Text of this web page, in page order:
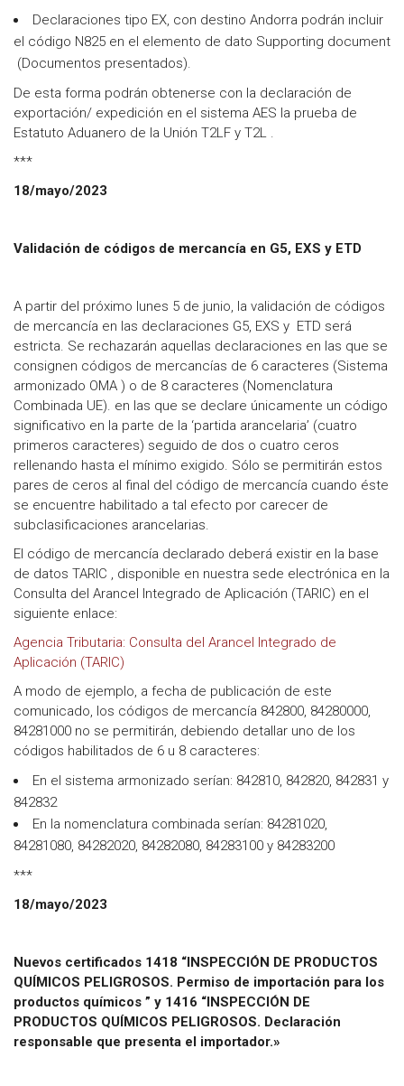
Declaraciones tipo EX, con destino Andorra podrán incluir
el código N825 en el elemento de dato Supporting document
(Documentos presentados).
De esta forma podrán obtenerse con la declaración de
exportación/ expedición en el sistema AES la prueba de
Estatuto Aduanero de la Unión T2LF y T2L .
***
18/mayo/2023
Validación de códigos de mercancía en G5, EXS y ETD
A partir del próximo lunes 5 de junio, la validación de códigos
de mercancía en las declaraciones G5, EXS y ETD será
estricta. Se rechazarán aquellas declaraciones en las que se
consignen códigos de mercancías de 6 caracteres (Sistema
armonizado OMA ) o de 8 caracteres (Nomenclatura
Combinada UE). en las que se declare únicamente un código
significativo en la parte de la ‘partida arancelaria’ (cuatro
primeros caracteres) seguido de dos o cuatro ceros
rellenando hasta el mínimo exigido. Sólo se permitirán estos
pares de ceros al final del código de mercancía cuando éste
se encuentre habilitado a tal efecto por carecer de
subclasificaciones arancelarias.
El código de mercancía declarado deberá existir en la base
de datos TARIC , disponible en nuestra sede electrónica en la
Consulta del Arancel Integrado de Aplicación (TARIC) en el
siguiente enlace:
Agencia Tributaria: Consulta del Arancel Integrado de
Aplicación (TARIC)
A modo de ejemplo, a fecha de publicación de este
comunicado, los códigos de mercancía 842800, 84280000,
84281000 no se permitirán, debiendo detallar uno de los
códigos habilitados de 6 u 8 caracteres:
En el sistema armonizado serían: 842810, 842820, 842831 y
842832
En la nomenclatura combinada serían: 84281020,
84281080, 84282020, 84282080, 84283100 y 84283200
***
18/mayo/2023
Nuevos certificados 1418 “INSPECCIÓN DE PRODUCTOS
QUÍMICOS PELIGROSOS. Permiso de importación para los
productos químicos ” y 1416 “INSPECCIÓN DE
PRODUCTOS QUÍMICOS PELIGROSOS. Declaración
responsable que presenta el importador.»